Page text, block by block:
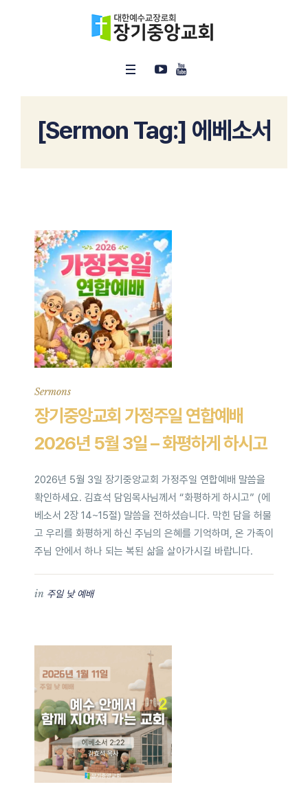
[Sermon Tag:] 에베소서
Sermons
장기중앙교회 가정주일 연합예배
2026년 5월 3일 – 화평하게 하시고
2026년 5월 3일 장기중앙교회 가정주일 연합예배 말씀을
확인하세요. 김효석 담임목사님께서 “화평하게 하시고” (에
베소서 2장 14~15절) 말씀을 전하셨습니다. 막힌 담을 허물
고 우리를 화평하게 하신 주님의 은혜를 기억하며, 온 가족이
주님 안에서 하나 되는 복된 삶을 살아가시길 바랍니다.
in 주일 낮 예배